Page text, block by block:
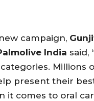
campaign,
India said,
Millions
present their
it comes to oral